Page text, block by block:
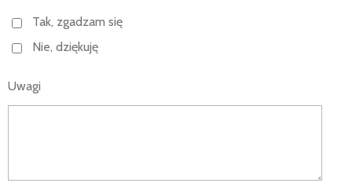
Tak, zgadzam się
Nie, dziękuję
Uwagi